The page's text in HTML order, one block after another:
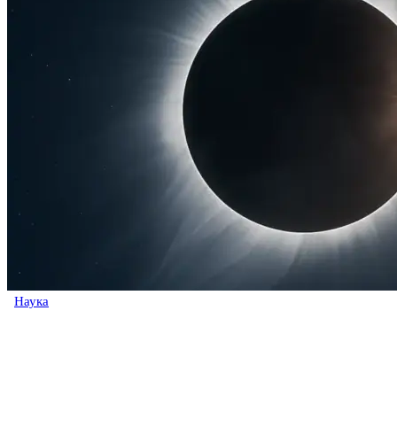
Наука